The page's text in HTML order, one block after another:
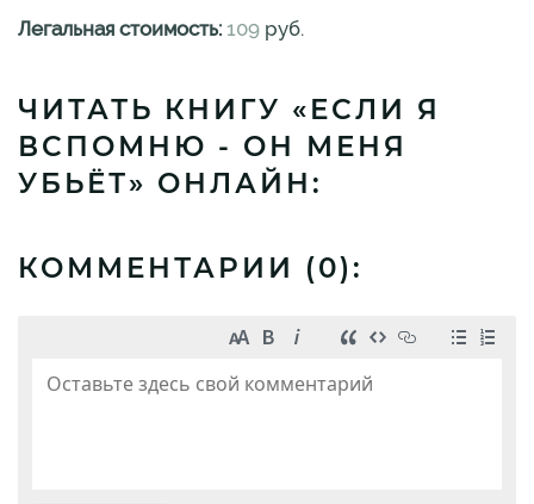
Легальная стоимость: 109 руб.
ЧИТАТЬ КНИГУ «ЕСЛИ Я
ВСПОМНЮ - ОН МЕНЯ
УБЬЁТ» ОНЛАЙН:
КОММЕНТАРИИ (0):